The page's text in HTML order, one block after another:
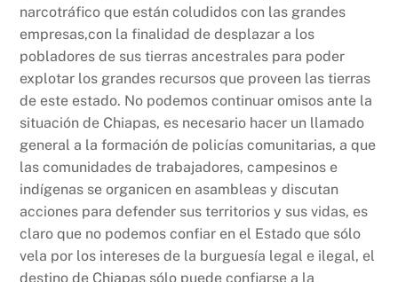
narcotráfico que están coludidos con las grandes
empresas,con la finalidad de desplazar a los
pobladores de sus tierras ancestrales para poder
explotar los grandes recursos que proveen las tierras
de este estado. No podemos continuar omisos ante la
situación de Chiapas, es necesario hacer un llamado
general a la formación de policías comunitarias, a que
las comunidades de trabajadores, campesinos e
indígenas se organicen en asambleas y discutan
acciones para defender sus territorios y sus vidas, es
claro que no podemos confiar en el Estado que sólo
vela por los intereses de la burguesía legal e ilegal, el
destino de Chiapas sólo puede confiarse a la